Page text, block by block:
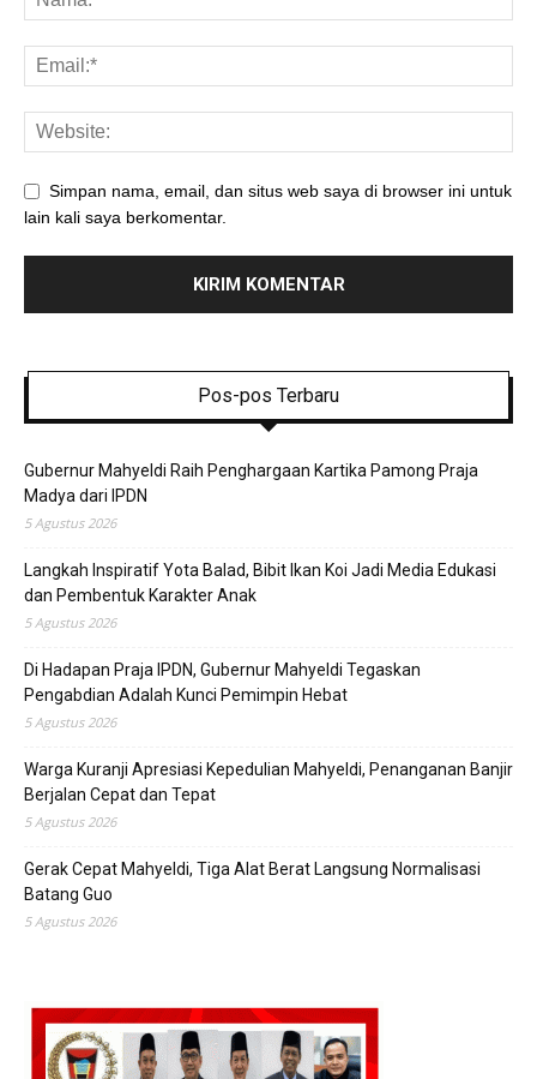
Simpan nama, email, dan situs web saya di browser ini untuk
lain kali saya berkomentar.
Pos-pos Terbaru
Gubernur Mahyeldi Raih Penghargaan Kartika Pamong Praja
Madya dari IPDN
5 Agustus 2026
Langkah Inspiratif Yota Balad, Bibit Ikan Koi Jadi Media Edukasi
dan Pembentuk Karakter Anak
5 Agustus 2026
Di Hadapan Praja IPDN, Gubernur Mahyeldi Tegaskan
Pengabdian Adalah Kunci Pemimpin Hebat
5 Agustus 2026
Warga Kuranji Apresiasi Kepedulian Mahyeldi, Penanganan Banjir
Berjalan Cepat dan Tepat
5 Agustus 2026
Gerak Cepat Mahyeldi, Tiga Alat Berat Langsung Normalisasi
Batang Guo
5 Agustus 2026